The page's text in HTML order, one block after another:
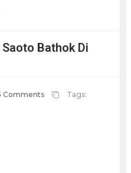
Bathok Di
Comments
Tags: